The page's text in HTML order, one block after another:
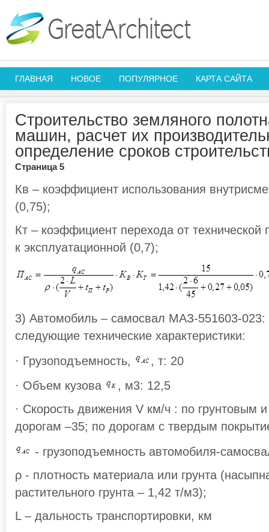
ГЛАВНАЯ НОВОЕ ПОПУЛЯРНОЕ КАРТА САЙТА
Строительство земляного
машин, расчет их
определение сроков
Страница 5
Кв – коэффициент использования
(0,75);
Кт – коэффициент перехода от технической
к эксплуатационной (0,7);
3) Автомобиль – самосвал МАЗ-551603-
следующие технические характеристики:
· Грузоподъемность,
, т: 20
· Объем кузова
, м3: 12,5
· Скорость движения V км/ч : по грунтовым
дорогам –35; по дорогам с твердым
- грузоподъемность автомобиля-
ρ - плотность материала или грунта
растительного грунта – 1,42 т/м3);
L – дальность транспортировки, км